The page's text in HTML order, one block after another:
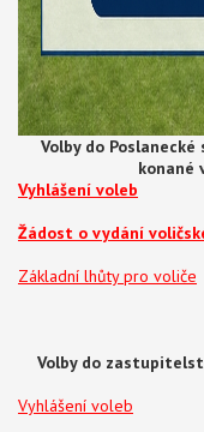
Volby do
konané
Vyhlášení voleb
Žádost o vydání
Základní lhůty pro voliče
Volby do
Vyhlášení voleb